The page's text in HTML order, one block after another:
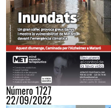
Número 1727
22/09/2022